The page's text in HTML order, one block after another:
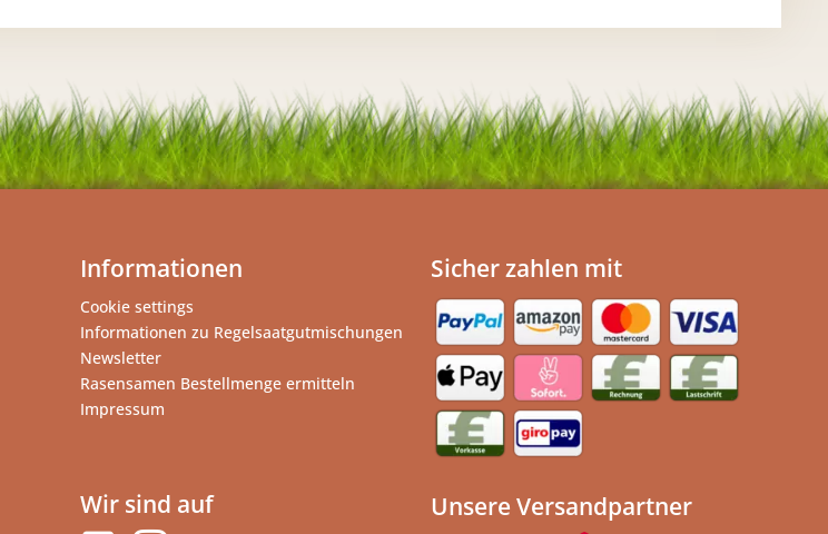
Informationen
Cookie settings
Informationen zu Regelsaatgutmischungen
Newsletter
Rasensamen Bestellmenge ermitteln
Impressum
Wir sind auf
Sicher zahlen mit
Unsere Versandpartner